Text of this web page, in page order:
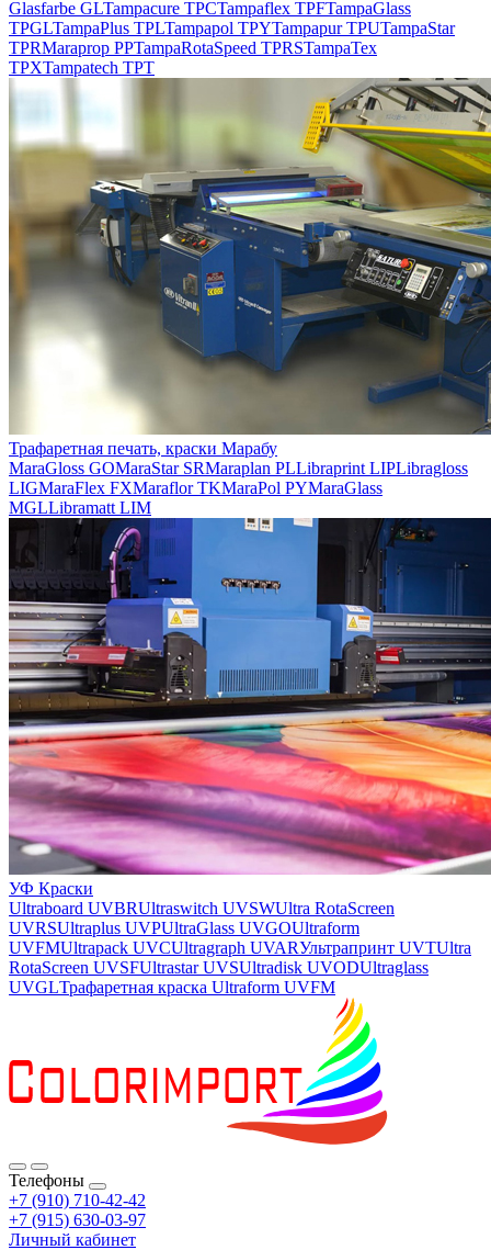
Glasfarbe GLTampacure TPCTampaflex TPFTampaGlass
TPGLTampaPlus TPLTampapol TPYTampapur TPUTampaStar
TPRMaraprop PPTampaRotaSpeed TPRSTampaTex
TPXTampatech TPT
Трафаретная печать, краски Марабу
MaraGloss GOMaraStar SRMaraplan PLLibraprint LIPLibragloss
LIGMaraFlex FXMaraflor TKMaraPol PYMaraGlass
MGLLibramatt LIM
УФ Краски
Ultraboard UVBRUltraswitch UVSWUltra RotaScreen
UVRSUltraplus UVPUltraGlass UVGOUltraform
UVFMUltrapack UVCUltragraph UVARУльтрапринт UVTUltra
RotaScreen UVSFUltrastar UVSUltradisk UVODUltraglass
UVGLТрафаретная краска Ultraform UVFM
Телефоны
+7 (910) 710-42-42
+7 (915) 630-03-97
Личный кабинет